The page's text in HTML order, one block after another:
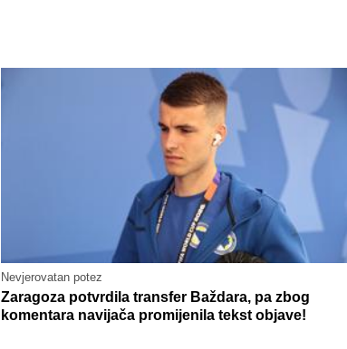
Nevjerovatan potez
Zaragoza potvrdila transfer Baždara, pa zbog
komentara navijača promijenila tekst objave!